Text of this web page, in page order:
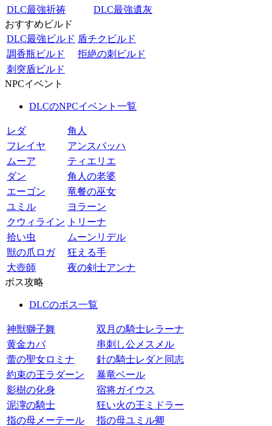
DLC最強祈祷
DLC最強遺灰
おすすめビルド
DLC最強ビルド 盾チクビルド
調香瓶ビルド
拒絶の刺ビルド
刺突盾ビルド
NPCイベント
DLCのNPCイベント一覧
レダ
角人
フレイヤ
アンスバッハ
ムーア
ティエリエ
ダン
角人の老婆
エーゴン
竜餐の巫女
ユミル
ヨラーン
クウィライン
トリーナ
拾い虫
ムーンリデル
獣の爪ロガ
狂える手
大壺師
夜の剣士アンナ
ボス攻略
DLCのボス一覧
神獣獅子舞
双月の騎士レラーナ
黄金カバ
串刺し公メスメル
蕾の聖女ロミナ
針の騎士レダと同志
約束の王ラダーン
暴竜ベール
影樹の化身
宿将ガイウス
泥濘の騎士
狂い火の王ミドラー
指の母メーテール
指の母ユミル卿